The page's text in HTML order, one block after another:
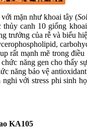
mặn như khoai tây (
canh 10 giống
của rễ và biểu
rất mạnh mẽ trong
năng gen cho thấy
năng bảo vệ
với stress phi sinh
KA105